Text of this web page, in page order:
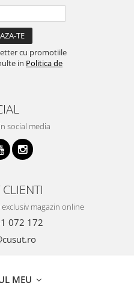
cu promotiile
in Politica de
social media
magazin online
072 172
MEU